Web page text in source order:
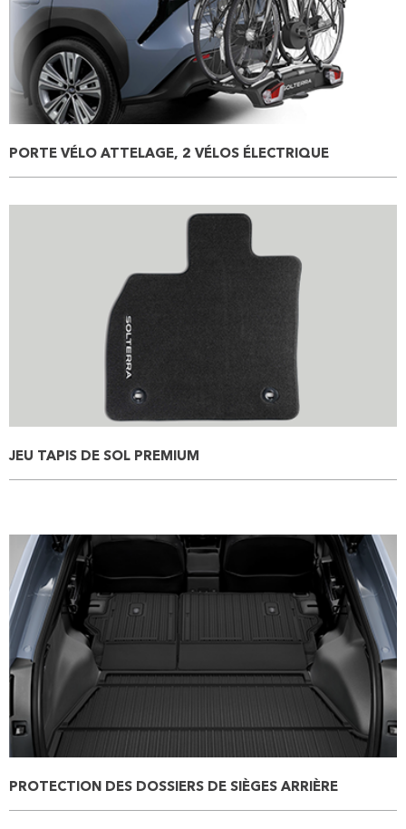
PORTE VÉLO ATTELAGE, 2 VÉLOS ÉLECTRIQUE
JEU TAPIS DE SOL PREMIUM
PROTECTION DES DOSSIERS DE SIÈGES ARRIÈRE